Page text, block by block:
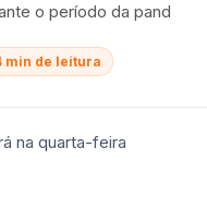
o período da pand
min de leitura